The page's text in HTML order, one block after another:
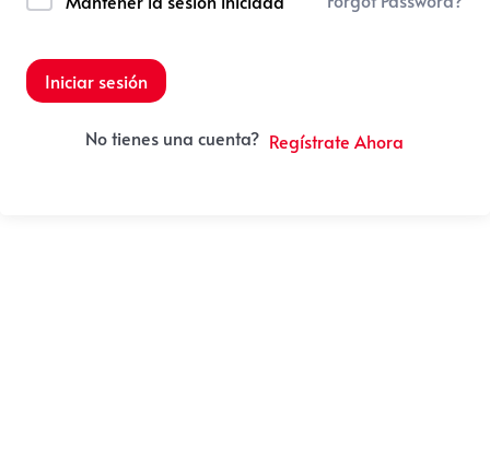
Iniciar sesión
No tienes una cuenta? Regístrate Ahora